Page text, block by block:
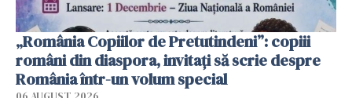
„România Copiilor de Pretutindeni”: copiii
români din diaspora, invitați să scrie despre
România într-un volum special